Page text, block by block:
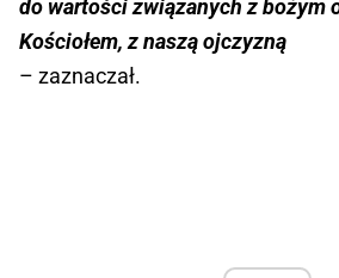
do wartości związanych z bożym
Kościołem, z naszą ojczyzną
– zaznaczał.